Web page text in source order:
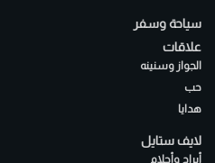
سياحة وسفر
علاقات
الجواز وسنينه
حب
هدايا
لايف ستايل
أبراج وأحلام